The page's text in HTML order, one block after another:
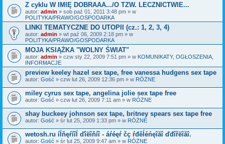
Z cyklu W IMIĘ DOBRAAA.../O TZW. LECZNICTWIE...
autor: admin » sob paź 01, 2011 3:48 pm » w
POLITYKA/PRAWO/GOSPODARKA
LINKI TEMATYCZNE DO UTOPII (cz.: 1, 2, 3, 4)
autor: admin » wt paź 06, 2009 2:18 pm » w
POLITYKA/PRAWO/GOSPODARKA
MOJA KSIĄŻKA "WOLNY ŚWIAT"
autor: admin » czw sty 22, 2009 7:51 pm » w KOMUNIKATY, OGŁOSZENIA,
INFORMACJE
preview keeley hazel sex tape, free vanessa hudgens sex tape
autor: Gość » czw lut 26, 2009 12:36 pm » w RÓŻNE
miley cyrus sex tape, angelina jolie sex tape free
autor: Gość » czw lut 26, 2009 7:11 am » w RÓŻNE
shay buckeey johnson sex tape, britney spears sex tape free
autor: Gość » śr lut 25, 2009 1:33 pm » w RÓŻNE
wetosh.ru íĺňęŕíîĺ ďîëîňíî - áŕéęŕ čç ŕđěĺéńęîăî ďđîřëîăî.
autor: Gość » śr lut 25, 2009 9:47 am » w RÓŻNE